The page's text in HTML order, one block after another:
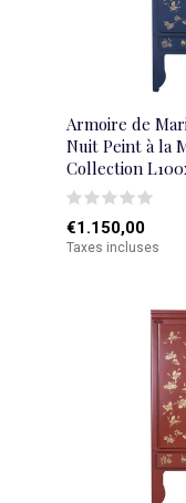
Armoire de
Nuit Peint à la
Collection
€1.150,00
Taxes incluses